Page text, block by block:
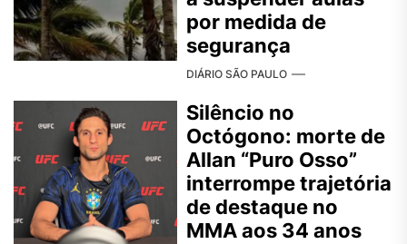
por medida de
segurança
DIÁRIO SÃO PAULO
Silêncio no
Octógono: morte de
Allan “Puro Osso”
interrompe trajetória
de destaque no
MMA aos 34 anos